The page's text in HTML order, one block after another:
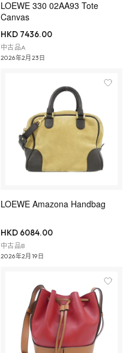
LOEWE 330 02AA93 Tote
Canvas
HKD 7436.00
中古品A
2026年2月23日
LOEWE Amazona Handbag
HKD 6084.00
中古品B
2026年2月19日